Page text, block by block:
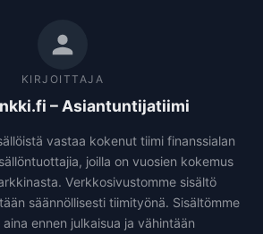
KIRJOITTAJA
– Asiantuntijatiimi
vastaa kokenut tiimi finanssialan
joilla on vuosien kokemus
Verkkosivustomme sisältö
säännöllisesti tiimityönä. Sisältömme
ennen julkaisua ja vähintään